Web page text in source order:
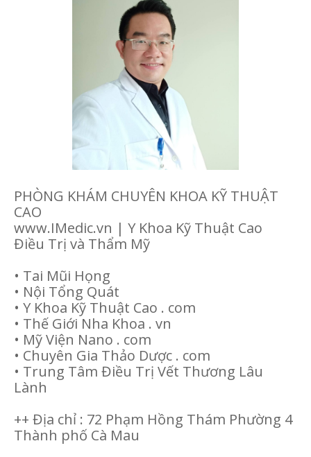
PHÒNG KHÁM CHUYÊN KHOA KỸ THUẬT
CAO
www.IMedic.vn | Y Khoa Kỹ Thuật Cao
Điều Trị và Thẩm Mỹ
• Tai Mũi Họng
• Nội Tổng Quát
• Y Khoa Kỹ Thuật Cao . com
• Thế Giới Nha Khoa . vn
• Mỹ Viện Nano . com
• Chuyên Gia Thảo Dược . com
• Trung Tâm Điều Trị Vết Thương Lâu
Lành
++ Địa chỉ : 72 Phạm Hồng Thám Phường 4
Thành phố Cà Mau